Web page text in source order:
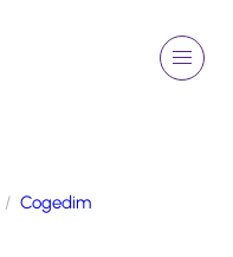
Menu
Rechercher
Cogedim